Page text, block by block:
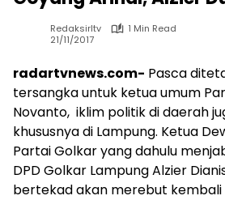
Redaksirltv
1 Min Read
21/11/2017
radartvnews.com- Pasca
tersangka untuk ketua umum
Novanto, iklim politik di daerah
khususnya di Lampung. Ketua
Partai Golkar yang dahulu
DPD Golkar Lampung Alzier
bertekad akan merebut kembali